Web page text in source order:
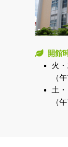
開館
火
（
土
（